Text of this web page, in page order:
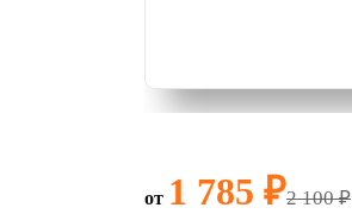
от 1 785 ₽2 100 ₽